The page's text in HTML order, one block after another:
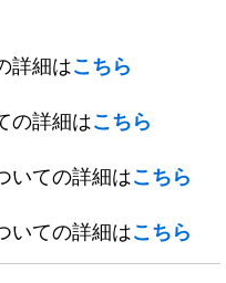
詳細はこちら
の詳細はこちら
いての詳細はこちら
いての詳細はこちら